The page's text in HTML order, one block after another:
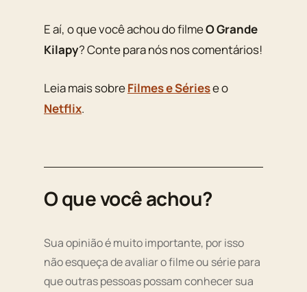
E aí, o que você achou do filmeO Grande
Kilapy? Conte para nós nos comentários!
Leia mais sobreFilmes e Sériese o
Netflix.
O que você achou?
Sua opinião é muito importante, por isso
não esqueça de avaliar o filme ou série para
que outras pessoas possam conhecer sua